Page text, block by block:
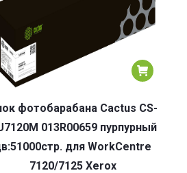
фотобарабана Cactus CS-
013R00659 пурпурный
для WorkCentre
7120/7125 Xerox